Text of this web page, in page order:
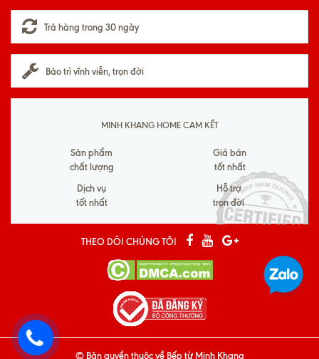
Trả hàng trong 30 ngày
Bảo trì vĩnh viễn, trọn đời
MINH KHANG HOME CAM KẾT
Sản phẩm
chất lượng
Giá bán
tốt nhất
Dịch vụ
tốt nhất
Hỗ trợ
trọn đời
THEO DÕI CHÚNG TÔI
© Bản quyền thuộc về Bếp từ Minh Khang